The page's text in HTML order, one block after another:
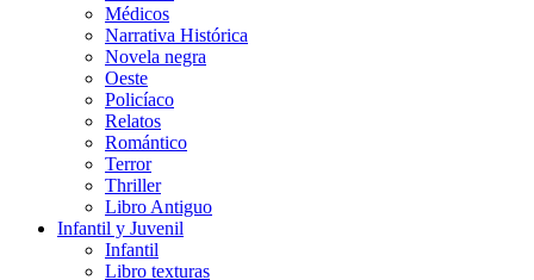
Médicos
Narrativa Histórica
Novela negra
Oeste
Policíaco
Relatos
Romántico
Terror
Thriller
Libro Antiguo
Infantil y Juvenil
Infantil
Libro texturas